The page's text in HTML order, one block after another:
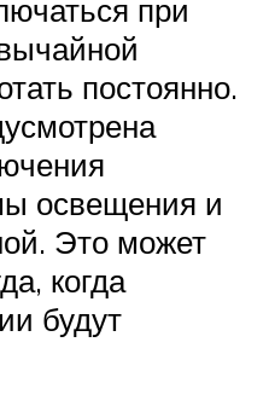
при
постоянно.
освещения и
Это может
когда
будут